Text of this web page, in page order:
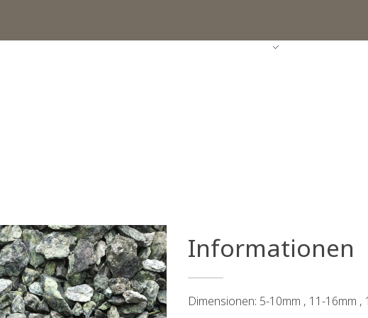
STARTSEITE UNTERNEHMEN
Informationen
Dimensionen: 5-10mm , 11-16mm ,